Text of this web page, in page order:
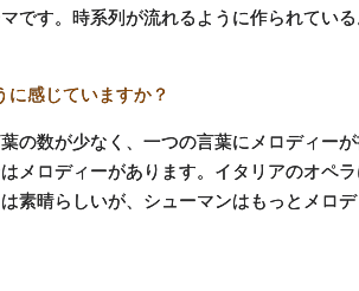
です。時系列が流れるように作られてい
感じていますか？
の数が少なく、一つの言葉にメロディー
メロディーがあります。イタリアのオペ
素晴らしいが、シューマンはもっとメロ